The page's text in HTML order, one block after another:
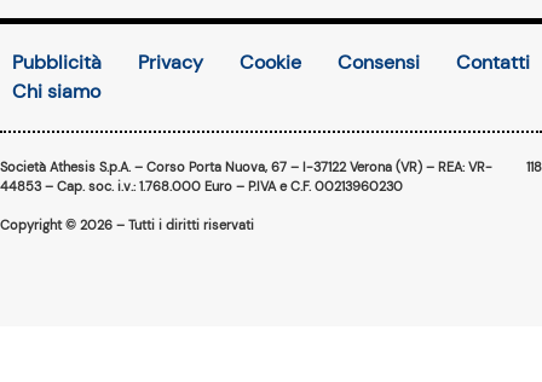
Pubblicità Privacy Cookie Consensi
Contatti
Chi siamo
118
Società Athesis S.p.A. – Corso Porta Nuova, 67 – I-37122 Verona (VR) – REA: VR-
44853 – Cap. soc. i.v.: 1.768.000 Euro – P.IVA e C.F. 00213960230
Copyright © 2026 – Tutti i diritti riservati